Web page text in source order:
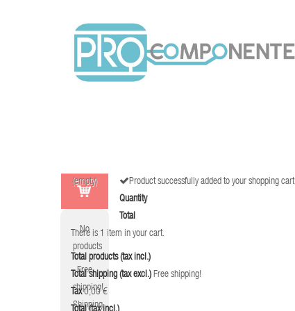
(empty)
No
products
Free
shipping!
Shipping
Product successfully added to your shopping cart
Quantity
Total
There is 1 item in your cart.
Total products (tax incl.)
Total shipping (tax excl.) Free shipping!
Tax 0,00 €